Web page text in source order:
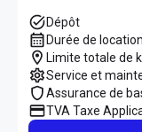
Dépôt
Durée de
Limite totale de
Service et
Assurance de
TVA Taxe